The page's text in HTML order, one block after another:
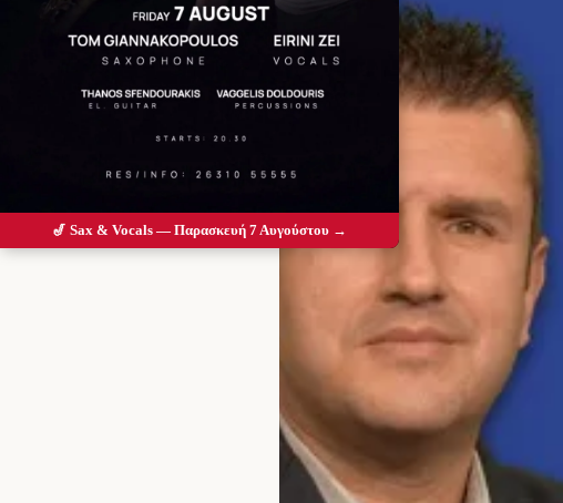
🎷 Sax & Vocals — Παρασκευή 7 Αυγούστου →